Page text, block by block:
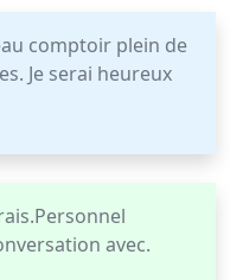
comptoir plein de
Je serai heureux
avec.